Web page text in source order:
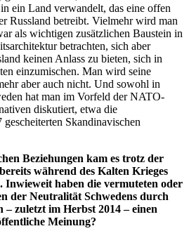
ein Land verwandelt, das eine offen
Russland betreibt. Vielmehr wird man
als wichtigen zusätzlichen Baustein in
betrachten, sich aber
keinen Anlass zu bieten, sich in
einzumischen. Man wird seine
aber auch nicht. Und sowohl in
hat man im Vorfeld der NATO-
diskutiert, etwa die
Skandinavischen
Beziehungen kam es trotz der
während des Kalten Krieges
Inwieweit haben die vermuteten oder
der Neutralität Schwedens durch
– zuletzt im Herbst 2014 – einen
Meinung?